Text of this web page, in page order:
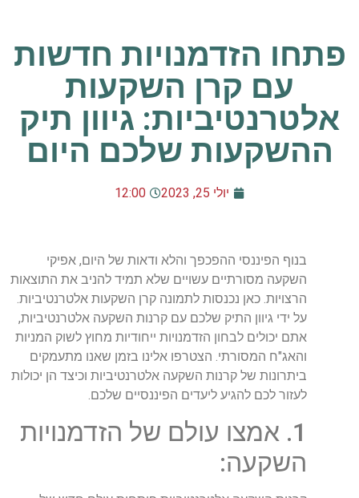
פתחו הזדמנויות חדשות
עם קרן השקעות
אלטרנטיביות: גיוון תיק
ההשקעות שלכם היום
יולי 25, 2023 12:00
בנוף הפיננסי ההפכפך והלא ודאות של היום, אפיקי
השקעה מסורתיים עשויים שלא תמיד להניב את התוצאות
הרצויות. כאן נכנסות לתמונה קרן השקעות אלטרנטיביות.
על ידי גיוון התיק שלכם עם קרנות השקעה אלטרנטיביות,
אתם יכולים לבחון הזדמנויות ייחודיות מחוץ לשוק המניות
והאג"ח המסורתי. הצטרפו אלינו בזמן שאנו מתעמקים
ביתרונות של קרנות השקעה אלטרנטיביות וכיצד הן יכולות
לעזור לכם להגיע ליעדים הפיננסיים שלכם.
1. אמצו עולם של הזדמנויות
השקעה: